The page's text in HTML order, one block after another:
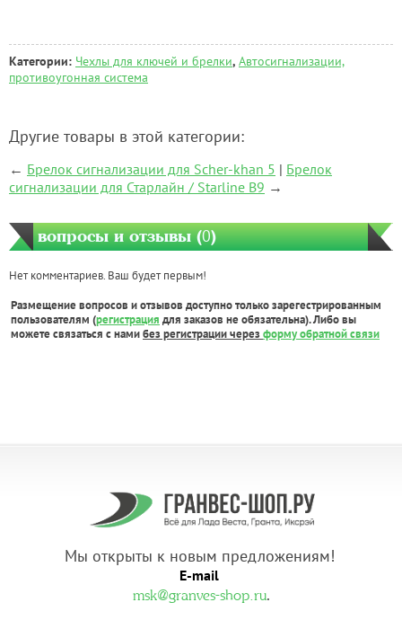
Категории: Чехлы для ключей и брелки, Автосигнализации,
противоугонная система
Другие товары в этой категории:
← Брелок сигнализации для Scher-khan 5 | Брелок
сигнализации для Старлайн / Starline В9 →
вопросы и отзывы (0)
Нет комментариев. Ваш будет первым!
Размещение вопросов и отзывов доступно только зарегестрированным
пользователям (регистрация для заказов не обязательна). Либо вы
можете связаться с намибез регистрации через форму обратной связи
Мы открыты к новым предложениям!
E-mail
msk@granves-shop.ru.